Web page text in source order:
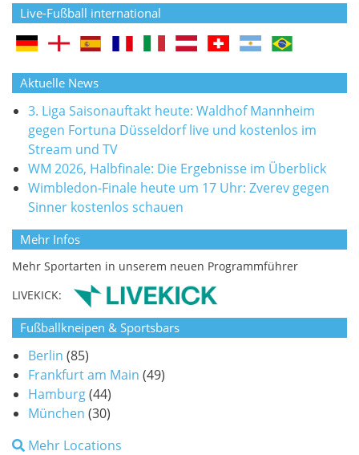
Live-Fußball international
Aktuelle News
3. Liga Saisonauftakt heute: Waldhof Mannheim
gegen Fortuna Düsseldorf live und kostenlos im
Stream und TV
WM 2026, Halbfinale: Die Ergebnisse im Überblick
Wimbledon-Finale heute um 17 Uhr: Zverev gegen
Sinner kostenlos schauen
Mehr Infos
Mehr Sportarten in unserem neuen Programmführer
LIVEKICK:
Fußballkneipen & Sportsbars
Berlin (85)
Frankfurt am Main (49)
Hamburg(44)
München (30)
Mehr Locations